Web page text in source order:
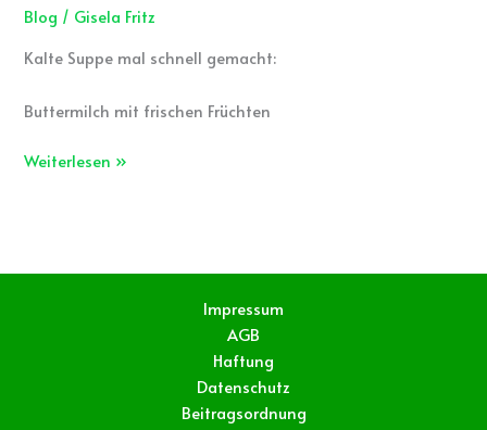
Blog / Gisela Fritz
Kalte Suppe mal schnell gemacht:
Buttermilch mit frischen Früchten
Weiterlesen »
Impressum
AGB
Haftung
Datenschutz
Beitragsordnung